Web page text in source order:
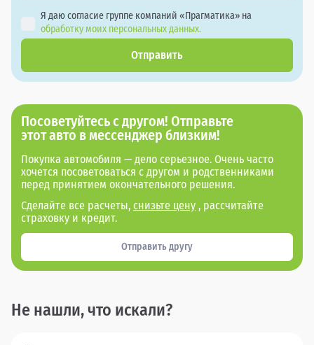
Я даю согласие группе компаний «Прагматика» на
обработку моих персональных данных.
Отправить
Посоветуйтесь с другом! Отправьте
этот авто в мессенджер близким!
Покупка автомобиля — дело серьезное. Очень часто
хочется посоветоваться с другом и родственниками
перед принятием окончательного решения.
Сделайте все расчеты, снизьте цену , рассчитайте
страховку и кредит.
Отправить другу
Не нашли, что искали?